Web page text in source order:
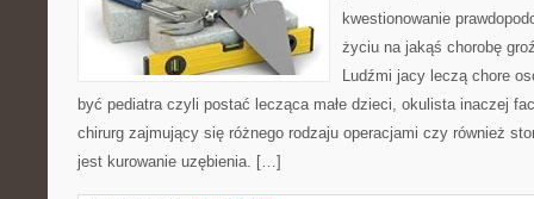
kwestionowanie
życiu na jakąś chorobę
Ludźmi jacy leczą chore
być pediatra czyli postać lecząca małe dzieci, okulista inaczej
chirurg zajmujący się różnego rodzaju operacjami czy również
jest kurowanie uzębienia. […]